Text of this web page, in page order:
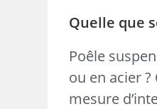
Quelle que
Poêle
ou en acier
mesure